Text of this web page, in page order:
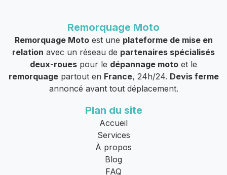
Remorquage Moto
Remorquage Motoest une plateforme de mise en
relation avec un réseau de partenaires spécialisés
deux-roues pour le dépannage moto et le
remorquagepartout en France, 24h/24. Devis ferme
annoncé avant tout déplacement.
Plan du site
Accueil
Services
À propos
Blog
FAQ